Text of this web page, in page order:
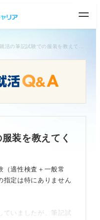
装を教えてく
（適性検査＋一般常
指定は特にありません
ていましたが、筆記試